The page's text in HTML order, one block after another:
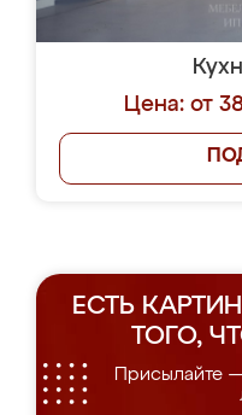
Цена: от
ЕСТЬ
ТОГО,
Присылайте